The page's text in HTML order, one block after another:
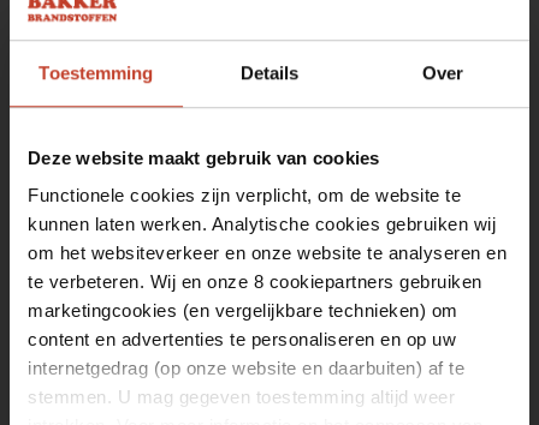
Toestemming Details Over
Deze website maakt gebruik van cookies
Functionele cookies zijn verplicht, om de website te
kunnen laten werken. Analytische cookies gebruiken wij
om het websiteverkeer en onze website te analyseren en
te verbeteren. Wij en onze 8 cookiepartners gebruiken
marketingcookies (en vergelijkbare technieken) om
content en advertenties te personaliseren en op uw
internetgedrag (op onze website en daarbuiten) af te
stemmen. U mag gegeven toestemming altijd weer
Openingstijden
Woensdag
08:00 tot 17:00
Donderdag
08:00 tot 17:00
Vrijdag
08:00 tot 17:00
Zaterdag
09:30 tot 12:00
Zondag
Gesloten